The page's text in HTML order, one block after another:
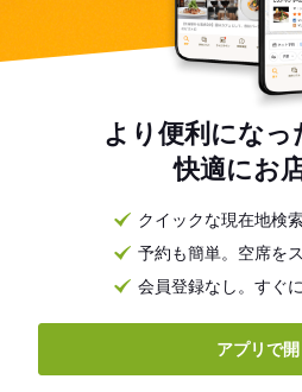
より便利にな
快適にお
クイックな現在地検
予約も簡単。空席を
会員登録なし。すぐ
アプリで開